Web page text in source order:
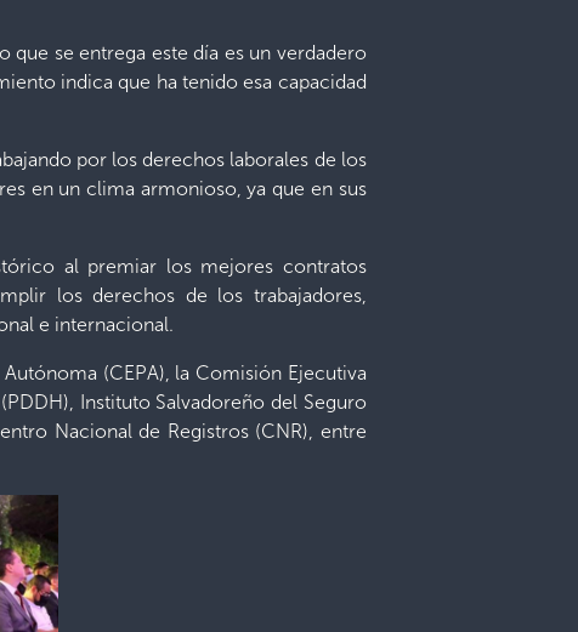
que se entrega este día es un verdadero
indica que ha tenido esa capacidad
por los derechos laborales de los
en un clima armonioso, ya que en sus
al premiar los mejores contratos
los derechos de los trabajadores,
e internacional.
(CEPA), la Comisión Ejecutiva
Instituto Salvadoreño del Seguro
Nacional de Registros (CNR), entre